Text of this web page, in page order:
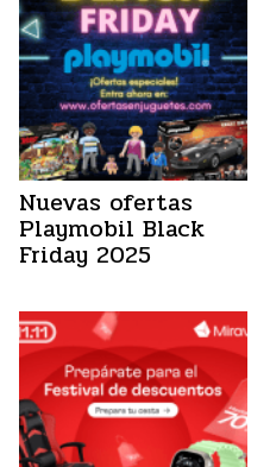
Nuevas ofertas
Playmobil Black
Friday 2025